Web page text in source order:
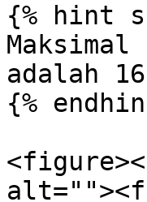
{% hint
adalah
{%